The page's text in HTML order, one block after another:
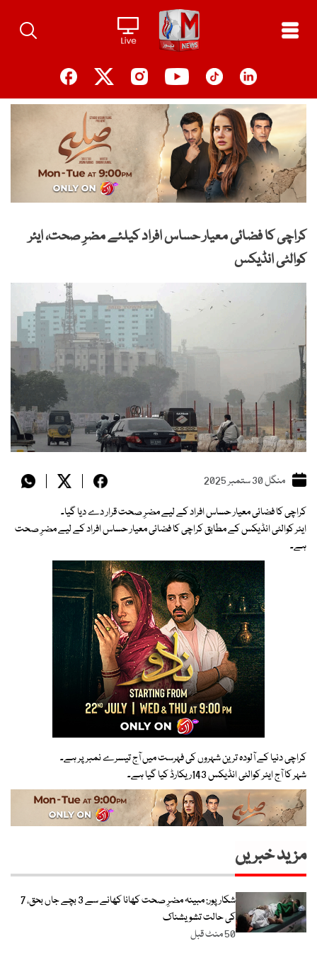
content
کراچی کا فضائی معیار حساس افراد کیلئے مضرِ صحت، ایئر
کوالٹی انڈیکس
منگل 30 ستمبر 2025
کراچی کا فضائی معیار حساس افراد کے لیے مضرِ صحت قرار دے دیا گیا۔
ایئر کوالٹی انڈیکس کے مطابق کراچی کا فضائی معیار حساس افراد کے لیے مضرِ صحت
ہے۔
کراچی دنیا کے آلودہ ترین شہروں کی فہرست میں آج تیسرے نمبر پر ہے۔
شہر کا آج ایئر کوالٹی انڈیکس 143ریکارڈ کیا گیا ہے۔
مزید خبریں
شکارپور: مبینہ مضرِ صحت کھانا کھانے سے 3 بچے جاں بحق، 7
کی حالت تشویشناک
50 منٹ قبل